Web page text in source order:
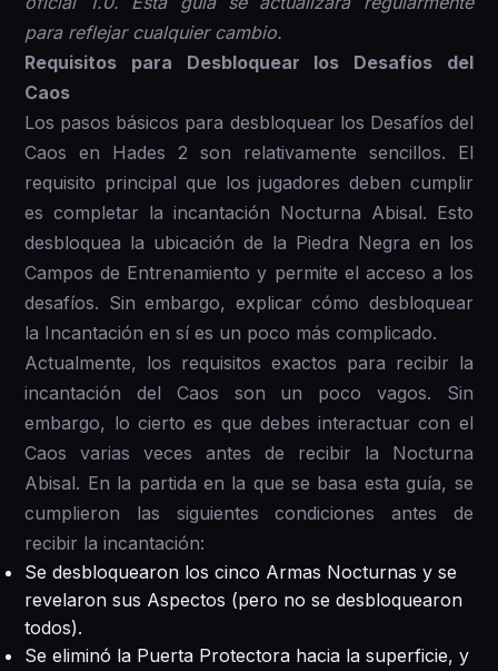
para reflejar cualquier cambio.
Requisitos para Desbloquear los Desafíos del
Caos
Los pasos básicos para desbloquear los Desafíos del
Caos en Hades 2 son relativamente sencillos. El
requisito principal que los jugadores deben cumplir
es completar la incantación Nocturna Abisal. Esto
desbloquea la ubicación de la Piedra Negra en los
Campos de Entrenamiento y permite el acceso a los
desafíos. Sin embargo, explicar cómo desbloquear
la Incantación en sí es un poco más complicado.
Actualmente, los requisitos exactos para recibir la
incantación del Caos son un poco vagos. Sin
embargo, lo cierto es que debes interactuar con el
Caos varias veces antes de recibir la Nocturna
Abisal. En la partida en la que se basa esta guía, se
cumplieron las siguientes condiciones antes de
recibir la incantación:
Se desbloquearon los cinco Armas Nocturnas y se
revelaron sus Aspectos (pero no se desbloquearon
todos).
Se eliminó la Puerta Protectora hacia la superficie, y